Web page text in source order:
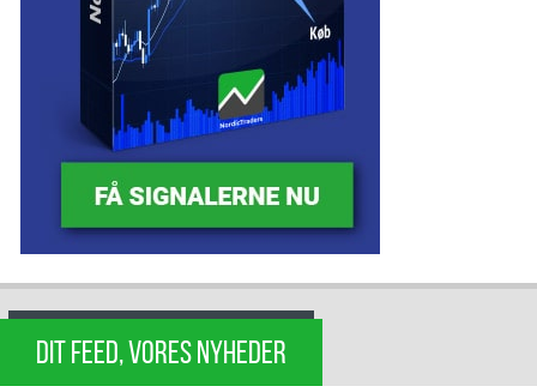
DIT FEED, VORES NYHEDER